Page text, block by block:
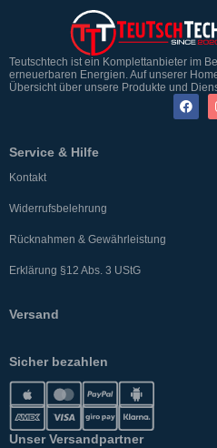
Teutschtech ist ein Komplettanbieter im
erneuerbaren Energien. Auf unserer
Übersicht über unsere Produkte und
Service & Hilfe
Kontakt
Widerrufsbelehrung
Rücknahmen & Gewährleistung
Erklärung §12 Abs. 3 UStG
Versand
Sicher bezahlen
Unser Versandpartner